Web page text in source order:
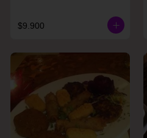
$9.900